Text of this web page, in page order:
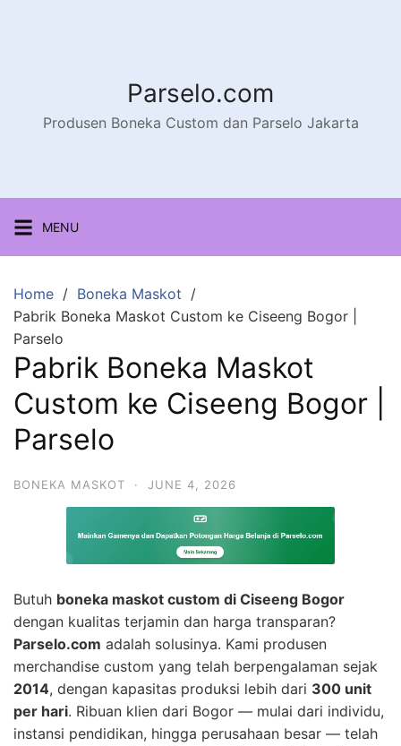
Parselo.com
Produsen Boneka Custom dan Parselo Jakarta
MENU
Home
Boneka Maskot
Pabrik Boneka Maskot Custom ke Ciseeng Bogor |
Parselo
Pabrik Boneka Maskot
Custom ke Ciseeng Bogor |
Parselo
BONEKA MASKOT · JUNE 4, 2026
Butuh boneka maskot custom di Ciseeng Bogor
dengan kualitas terjamin dan harga transparan?
Parselo.com adalah solusinya. Kami produsen
merchandise custom yang telah berpengalaman sejak
2014, dengan kapasitas produksi lebih dari 300 unit
per hari. Ribuan klien dari Bogor — mulai dari individu,
instansi pendidikan, hingga perusahaan besar — telah